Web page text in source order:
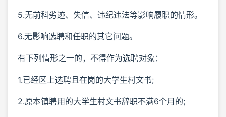
5.无前科劣迹、失信、违纪违法等影响履职的情形。
6.无影响选聘和任职的其它问题。
有下列情形之一的，不得作为选聘对象：
1.已经区上选聘且在岗的大学生村文书;
2.原本镇聘用的大学生村文书辞职不满6个月的;